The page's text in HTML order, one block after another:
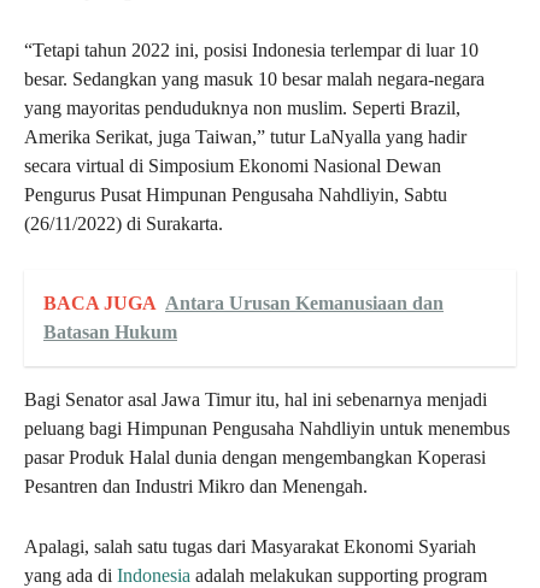
“Tetapi tahun 2022 ini, posisi Indonesia terlempar di luar 10
besar. Sedangkan yang masuk 10 besar malah negara-negara
yang mayoritas penduduknya non muslim. Seperti Brazil,
Amerika Serikat, juga Taiwan,” tutur LaNyalla yang hadir
secara virtual di Simposium Ekonomi Nasional Dewan
Pengurus Pusat Himpunan Pengusaha Nahdliyin, Sabtu
(26/11/2022) di Surakarta.
BACA JUGA Antara Urusan Kemanusiaan dan
Batasan Hukum
Bagi Senator asal Jawa Timur itu, hal ini sebenarnya menjadi
peluang bagi Himpunan Pengusaha Nahdliyin untuk menembus
pasar Produk Halal dunia dengan mengembangkan Koperasi
Pesantren dan Industri Mikro dan Menengah.
Apalagi, salah satu tugas dari Masyarakat Ekonomi Syariah
yang ada di Indonesia adalah melakukan supporting program